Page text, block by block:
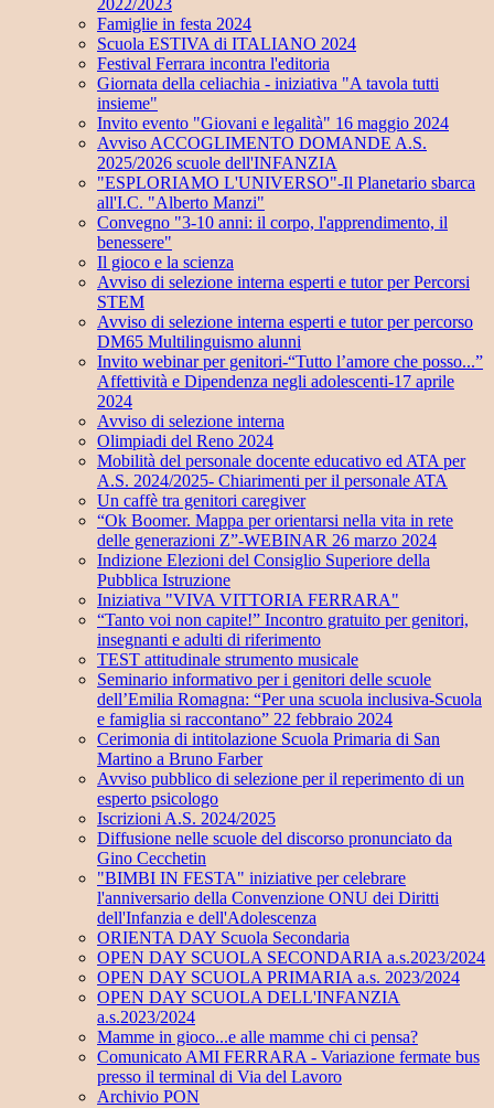
2022/2023
Famiglie in festa 2024
Scuola ESTIVA di ITALIANO 2024
Festival Ferrara incontra l'editoria
Giornata della celiachia - iniziativa "A tavola tutti
insieme"
Invito evento "Giovani e legalità" 16 maggio 2024
Avviso ACCOGLIMENTO DOMANDE A.S.
2025/2026 scuole dell'INFANZIA
"ESPLORIAMO L'UNIVERSO"-Il Planetario sbarca
all'I.C. "Alberto Manzi"
Convegno "3-10 anni: il corpo, l'apprendimento, il
benessere"
Il gioco e la scienza
Avviso di selezione interna esperti e tutor per Percorsi
STEM
Avviso di selezione interna esperti e tutor per percorso
DM65 Multilinguismo alunni
Invito webinar per genitori-“Tutto l’amore che posso...”
Affettività e Dipendenza negli adolescenti-17 aprile
2024
Avviso di selezione interna
Olimpiadi del Reno 2024
Mobilità del personale docente educativo ed ATA per
A.S. 2024/2025- Chiarimenti per il personale ATA
Un caffè tra genitori caregiver
“Ok Boomer. Mappa per orientarsi nella vita in rete
delle generazioni Z”-WEBINAR 26 marzo 2024
Indizione Elezioni del Consiglio Superiore della
Pubblica Istruzione
Iniziativa "VIVA VITTORIA FERRARA"
“Tanto voi non capite!” Incontro gratuito per genitori,
insegnanti e adulti di riferimento
TEST attitudinale strumento musicale
Seminario informativo per i genitori delle scuole
dell’Emilia Romagna: “Per una scuola inclusiva-Scuola
e famiglia si raccontano” 22 febbraio 2024
Cerimonia di intitolazione Scuola Primaria di San
Martino a Bruno Farber
Avviso pubblico di selezione per il reperimento di un
esperto psicologo
Iscrizioni A.S. 2024/2025
Diffusione nelle scuole del discorso pronunciato da
Gino Cecchetin
"BIMBI IN FESTA" iniziative per celebrare
l'anniversario della Convenzione ONU dei Diritti
dell'Infanzia e dell'Adolescenza
ORIENTA DAY Scuola Secondaria
OPEN DAY SCUOLA SECONDARIA a.s.2023/2024
OPEN DAY SCUOLA PRIMARIA a.s. 2023/2024
OPEN DAY SCUOLA DELL'INFANZIA
a.s.2023/2024
Mamme in gioco...e alle mamme chi ci pensa?
Comunicato AMI FERRARA - Variazione fermate bus
presso il terminal di Via del Lavoro
Archivio PON